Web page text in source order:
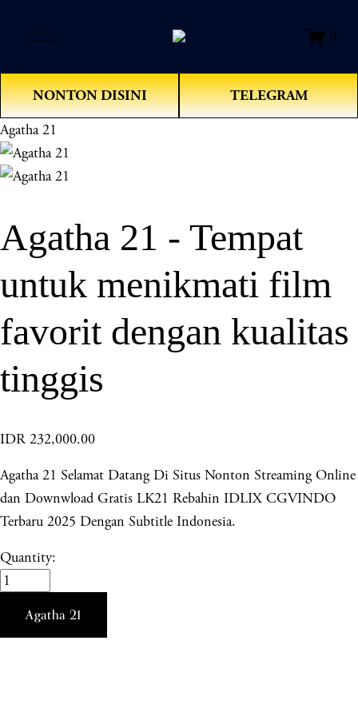
e
n
M
e
u
0
NONTON DISINI TELEGRAM
Agatha 21
Agatha 21 - Tempat
untuk menikmati film
favorit dengan kualitas
tinggis
IDR 232,000.00
Agatha 21 Selamat Datang Di Situs Nonton Streaming Online
dan Downwload Gratis LK21 Rebahin IDLIX CGVINDO
Terbaru 2025 Dengan Subtitle Indonesia.
Quantity:
Agatha 21